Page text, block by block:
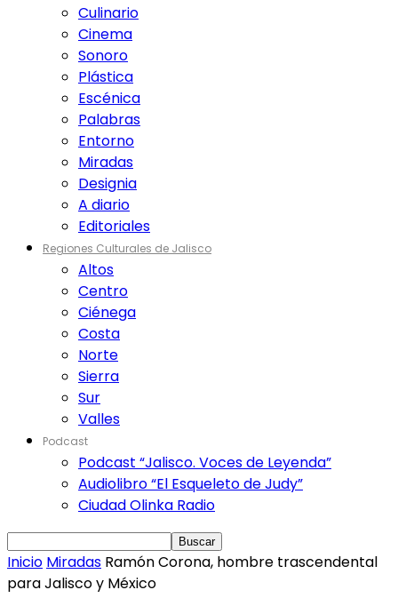
Culinario
Cinema
Sonoro
Plástica
Escénica
Palabras
Entorno
Miradas
Designia
A diario
Editoriales
Regiones Culturales de Jalisco
Altos
Centro
Ciénega
Costa
Norte
Sierra
Sur
Valles
Podcast
Podcast “Jalisco. Voces de Leyenda”
Audiolibro “El Esqueleto de Judy”
Ciudad Olinka Radio
Inicio Miradas Ramón Corona, hombre trascendental
para Jalisco y México